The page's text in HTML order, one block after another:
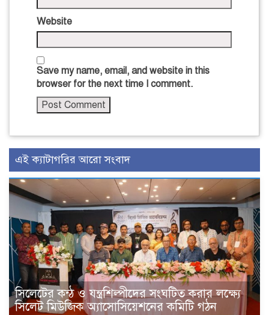
Website
Save my name, email, and website in this
browser for the next time I comment.
এই ক্যাটাগরির আরো সংবাদ
সিলেটের কন্ঠ ও যন্ত্রশিল্পীদের সংঘটিত করার লক্ষ্যে
সিলেট মিউজিক অ্যাসোসিয়েশনের কমিটি গঠন